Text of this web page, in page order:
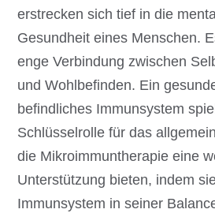
erstrecken sich tief in die
Gesundheit eines Menschen.
enge Verbindung zwischen
und Wohlbefinden. Ein
befindliches Immunsystem
Schlüsselrolle für das
die Mikroimmuntherapie eine
Unterstützung bieten, indem
Immunsystem in seiner